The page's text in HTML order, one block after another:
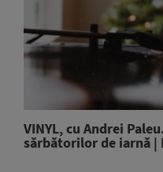
VINYL, cu Andrei
sărbătorilor de iarnă |